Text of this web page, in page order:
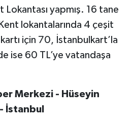
Lokantası yapmış. 16 tane
lokantalarında 4 çeşit
için 70, İstanbulkart’la
ise 60 TL’ye vatandaşa
Merkezi - Hüseyin
İstanbul